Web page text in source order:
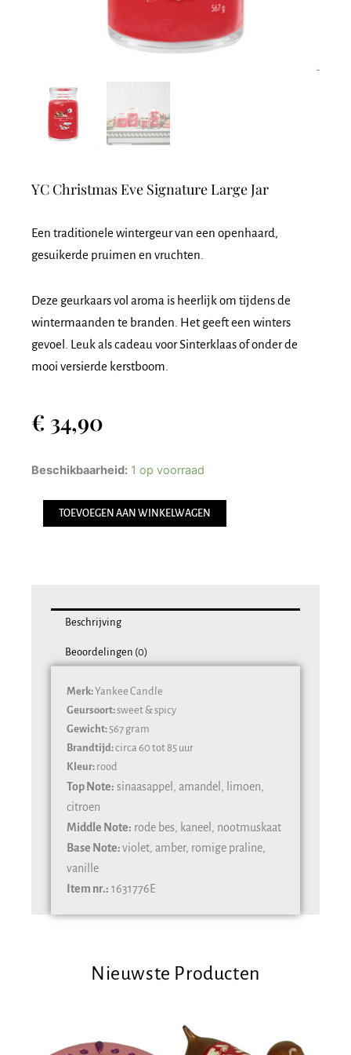
YC Christmas Eve Signature Large Jar
Een traditionele wintergeur van een openhaard,
gesuikerde pruimen en vruchten.
Deze geurkaars vol aroma is heerlijk om tijdens de
wintermaanden te branden. Het geeft een winters
gevoel. Leuk als cadeau voor Sinterklaas of onder de
mooi versierde kerstboom.
€ 34,90
Beschikbaarheid: 1 op voorraad
YC
Eve
Signature
Large
TOEVOEGEN AAN WINKELWAGEN
Beschrijving
Beoordelingen (0)
Merk:Yankee Candle
Geursoort:sweet & spicy
Gewicht: 567 gram
Brandtijd:circa 60 tot 85 uur
Kleur: rood
Top Note: sinaasappel, amandel, limoen,
citroen
Middle Note: rode bes, kaneel, nootmuskaat
Base Note:violet, amber, romige praline,
vanille
Item nr.: 1631776E
Nieuwste Producten